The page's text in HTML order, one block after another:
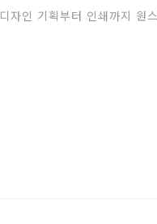
디자인 기획부터 인쇄까지 원